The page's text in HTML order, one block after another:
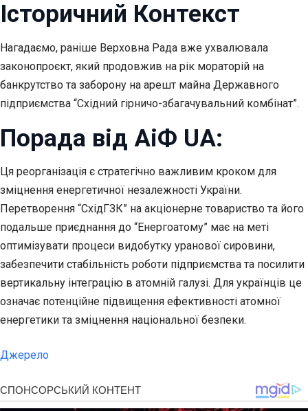
Історичний Контекст
Нагадаємо, раніше Верховна Рада вже ухвалювала
законопроєкт, який продовжив на рік мораторій на
банкрутство та заборону на арешт майна Державного
підприємства “Східний гірничо-збагачувальний комбінат”.
Порада від АіФ UA:
Ця реорганізація є стратегічно важливим кроком для
зміцнення енергетичної незалежності України.
Перетворення “СхідГЗК” на акціонерне товариство та його
подальше приєднання до “Енергоатому” має на меті
оптимізувати процеси видобутку уранової сировини,
забезпечити стабільність роботи підприємства та посилити
вертикальну інтеграцію в атомній галузі. Для українців це
означає потенційне підвищення ефективності атомної
енергетики та зміцнення національної безпеки.
Джерело